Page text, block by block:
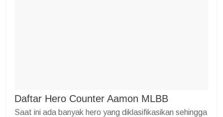
Daftar Hero Counter Aamon MLBB
Saat ini ada banyak hero yang diklasifikasikan sehingga